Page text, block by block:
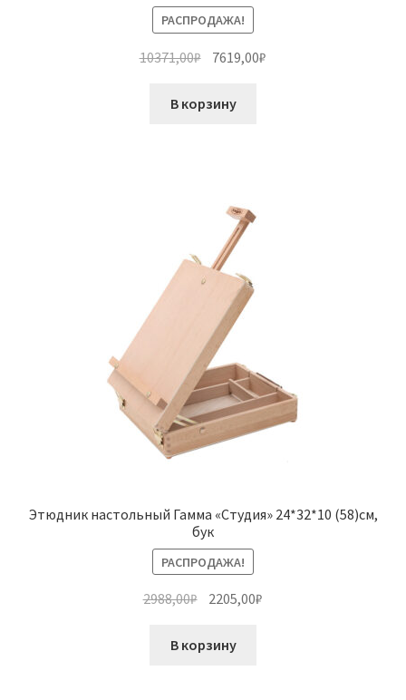
РАСПРОДАЖА!
10371,00₽ Первоначальная
составляла
7619,00₽
В корзину
Этюдник настольный Гамма «Студия» 24*32*10 (58)см,
бук
РАСПРОДАЖА!
2988,00₽ Первоначальная
составляла
2205,00₽
В корзину